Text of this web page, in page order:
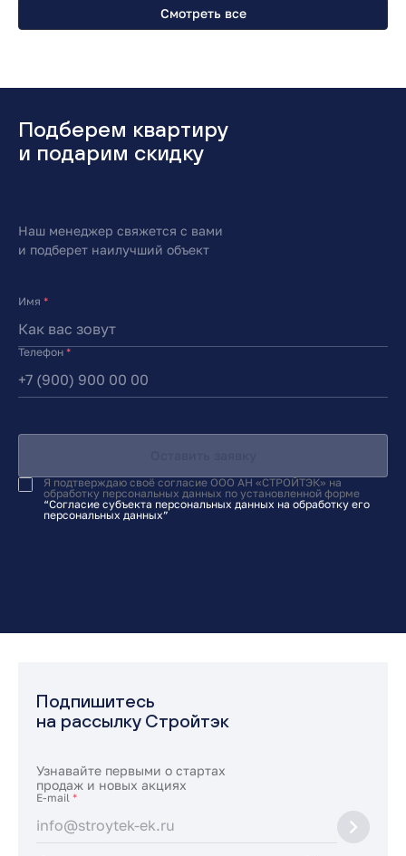
Смотреть все
Подберем квартиру
и подарим скидку
Наш менеджер свяжется с вами
и подберет наилучший объект
Имя *
Телефон *
Я подтверждаю своё согласие ООО АН «СТРОЙТЭК» на
обработку персональных данных по установленной форме
“Согласие субъекта персональных данных на обработку его
персональных данных”
Подпишитесь
на рассылку Стройтэк
Узнавайте первыми о стартах
продаж и новых акциях
E-mail *